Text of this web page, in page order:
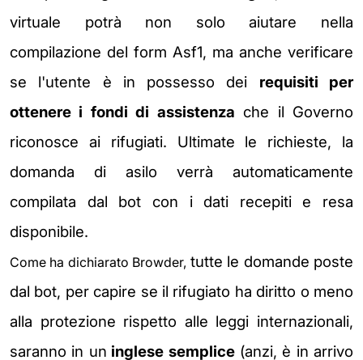
virtuale potrà non solo aiutare nella
compilazione del form Asf1, ma anche verificare
se l'utente è in possesso dei requisiti per
ottenere i fondi di assistenza che il Governo
riconosce ai rifugiati. Ultimate le richieste, la
domanda di asilo verrà automaticamente
compilata dal bot con i dati recepiti e resa
disponibile.
Come ha dichiarato Browder, tutte le domande poste
dal bot, per capire se il rifugiato ha diritto o meno
alla protezione rispetto alle leggi internazionali,
saranno in un inglese semplice(anzi, è in arrivo